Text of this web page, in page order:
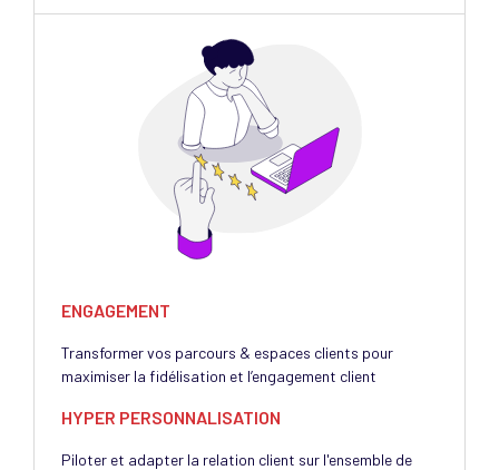
ENGAGEMENT
Transformer vos parcours & espaces clients pour
maximiser la fidélisation et l’engagement client
HYPER PERSONNALISATION
Piloter et adapter la relation client sur l'ensemble de